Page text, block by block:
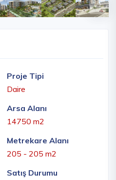
Proje Tipi
Daire
Arsa Alanı
14750 m2
Metrekare Alanı
205 - 205 m2
Satış Durumu